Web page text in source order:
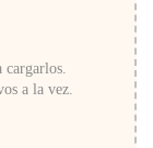
cargarlos.
a la vez.